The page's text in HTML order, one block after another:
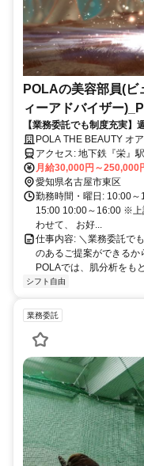
POLAの美容部員(ビ
ィーアドバイザー
店
【業務委託でも制度充実
くお試し♪お客様も自分も
POLA THE BEAUTY オ
アクセス: 地下鉄『栄』駅より徒歩５分 地下鉄『久屋大通』駅１番出
口より徒歩２分 「ＮＨＫ
月給30,000円～250,000
愛知県名古屋市東区
勤務時間・曜日: 10:00
15:00 10:00～16:00 ※上
わせて、 お好...
仕事内容: ＼業務委託で
のあるご提案ができるか
POLAでは、肌分析をも
シフト自由
業務委託